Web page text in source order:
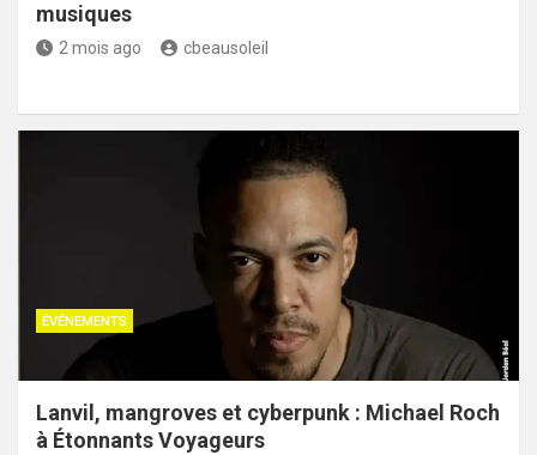
musiques
2 mois ago cbeausoleil
ÉVÉNEMENTS
Lanvil, mangroves et cyberpunk : Michael Roch
à Étonnants Voyageurs